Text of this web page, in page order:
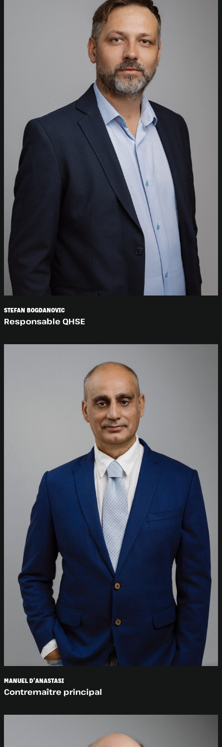
STEFAN BOGDANOVIC
Responsable QHSE
MANUEL D'ANASTASI
Contremaître principal